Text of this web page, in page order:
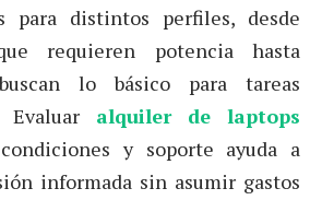
para distintos perfiles, desde
requieren potencia hasta
lo básico para tareas
Evaluar alquiler de laptops
y soporte ayuda a
informada sin asumir gastos